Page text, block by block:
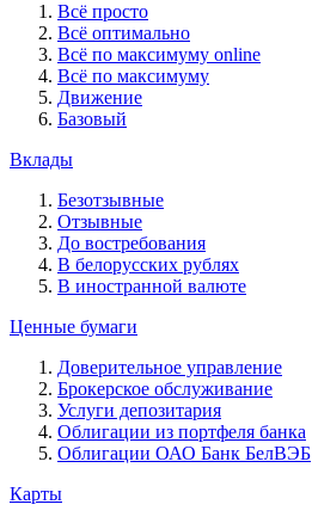
Всё просто
Всё оптимально
Всё по максимуму online
Всё по максимуму
Движение
Базовый
Вклады
Безотзывные
Отзывные
До востребования
В белорусских рублях
В иностранной валюте
Ценные бумаги
Доверительное управление
Брокерское обслуживание
Услуги депозитария
Облигации из портфеля банка
Облигации ОАО Банк БелВЭБ
Карты